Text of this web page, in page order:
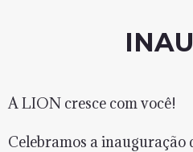
A LION cresce com você!
Celebramos a